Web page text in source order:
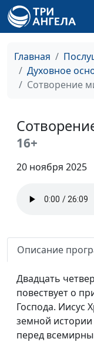
Главная
Духовное
Сотворение
16+
20 ноября 2025
Описание
Двадцать
повествует о
Господа. Иисус
земной
перед